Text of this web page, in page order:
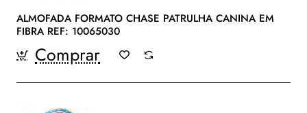
ALMOFADA FORMATO CHASE PATRULHA CANINA EM
FIBRA REF: 10065030
Comprar